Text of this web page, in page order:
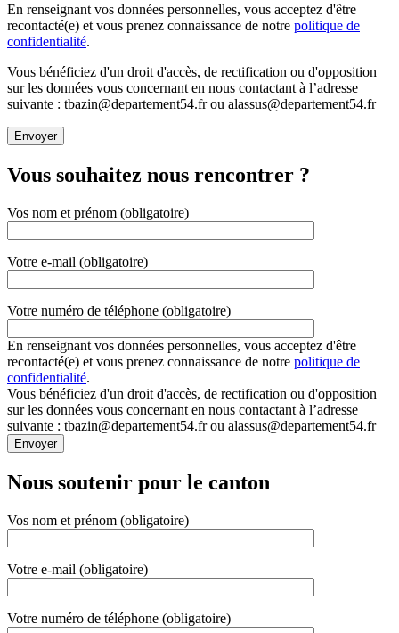
En renseignant vos données personnelles, vous acceptez d'être
recontacté(e) et vous prenez connaissance de notre politique de
confidentialité.
Vous bénéficiez d'un droit d'accès, de rectification ou d'opposition
sur les données vous concernant en nous contactant à l’adresse
suivante : tbazin@departement54.fr ou alassus@departement54.fr
Vous souhaitez nous rencontrer ?
Vos nom et prénom (obligatoire)
Votre e-mail (obligatoire)
Votre numéro de téléphone (obligatoire)
En renseignant vos données personnelles, vous acceptez d'être
recontacté(e) et vous prenez connaissance de notre politique de
confidentialité.
Vous bénéficiez d'un droit d'accès, de rectification ou d'opposition
sur les données vous concernant en nous contactant à l’adresse
suivante : tbazin@departement54.fr ou alassus@departement54.fr
Nous soutenir pour le canton
Vos nom et prénom (obligatoire)
Votre e-mail (obligatoire)
Votre numéro de téléphone (obligatoire)